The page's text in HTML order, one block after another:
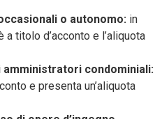
o autonomo: in
titolo d’acconto e l’aliquota
condominiali:
e presenta un’aliquota